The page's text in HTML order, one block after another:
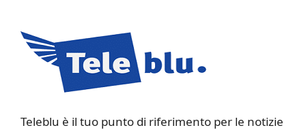
Teleblu è il tuo punto di riferimento per le notizie